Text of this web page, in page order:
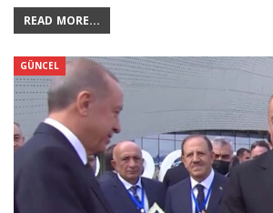
READ MORE...
GÜNCEL